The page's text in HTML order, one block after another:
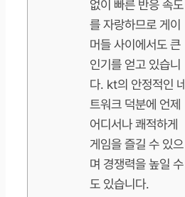
없이 빠른 반응 속도
를 자랑하므로 게이
머들 사이에서도 큰
인기를 얻고 있습니
다. kt의 안정적인 네
트워크 덕분에 언제
어디서나 쾌적하게
게임을 즐길 수 있으
며 경쟁력을 높일 수
도 있습니다.